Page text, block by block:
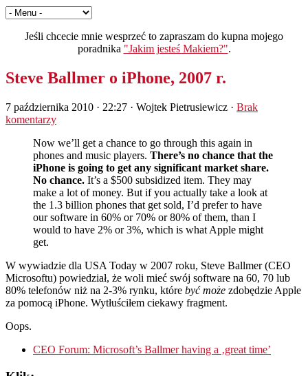
Jeśli chcecie mnie wesprzeć to zapraszam do kupna mojego
poradnika "Jakim jesteś Makiem?".
Steve Ballmer o iPhone, 2007 r.
7 października 2010 · 22:27 · Wojtek Pietrusiewicz · Brak
komentarzy
Now we’ll get a chance to go through this again in
phones and music players. There’s no chance that the
iPhone is going to get any significant market share.
No chance. It’s a $500 subsidized item. They may
make a lot of money. But if you actually take a look at
the 1.3 billion phones that get sold, I’d prefer to have
our software in 60% or 70% or 80% of them, than I
would to have 2% or 3%, which is what Apple might
get.
W wywiadzie dla USA Today w 2007 roku, Steve Ballmer (CEO
Microsoftu) powiedział, że woli mieć swój software na 60, 70 lub
80% telefonów niż na 2-3% rynku, które być może zdobędzie Apple
za pomocą iPhone. Wytłuściłem ciekawy fragment.
Oops.
CEO Forum: Microsoft’s Ballmer having a ‚great time’